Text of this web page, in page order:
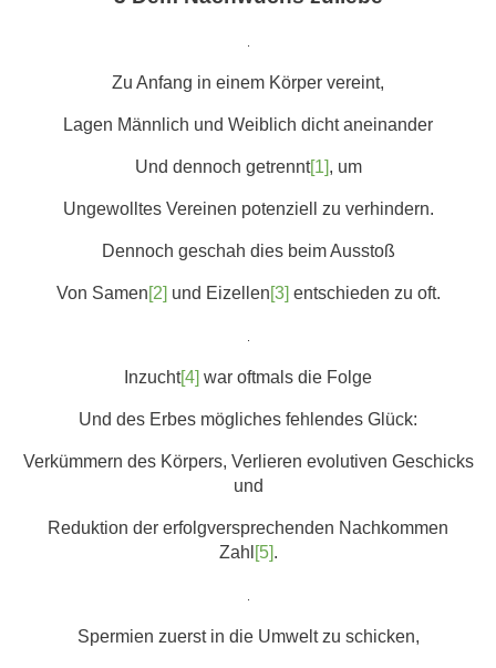
Zu Anfang in einem Körper vereint,
Lagen Männlich und Weiblich dicht aneinander
Und dennoch getrennt[1], um
Ungewolltes Vereinen potenziell zu verhindern.
Dennoch geschah dies beim Ausstoß
Von Samen[2] und Eizellen[3] entschieden zu oft.
Inzucht[4] war oftmals die Folge
Und des Erbes mögliches fehlendes Glück:
Verkümmern des Körpers, Verlieren evolutiven Geschicks
und
Reduktion der erfolgversprechenden Nachkommen
Zahl [5].
Spermien zuerst in die Umwelt zu schicken,